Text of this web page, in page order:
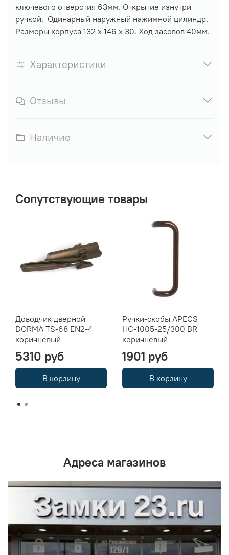
ключевого отверстия 63мм. Открытие изнутри
ручкой. Одинарный наружный нажимной цилиндр.
Размеры корпуса 132 х 146 х 30. Ход засовов 40мм.
Характеристики
Отзывы
Наличие
Сопутствующие товары
Доводчик дверной
DORMA TS-68 EN2-4
коричневый
5310 руб
В корзину
Ручки-скобы APECS
HC-1005-25/300 BR
коричневый
1901 руб
В корзину
Адреса магазинов